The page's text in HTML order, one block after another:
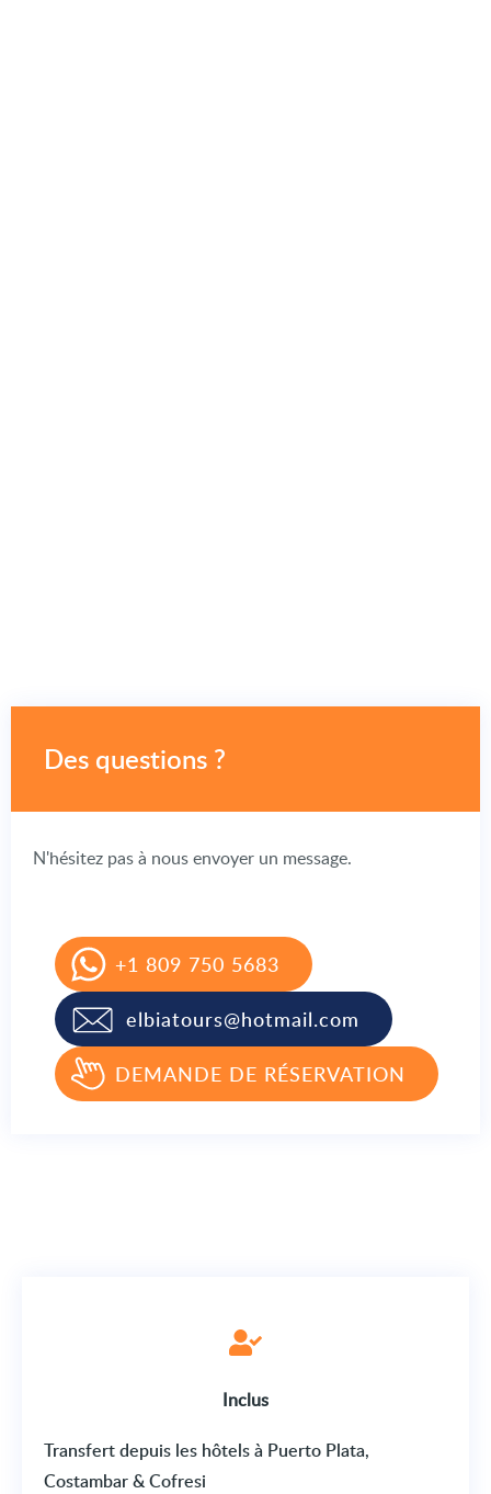
Inclus
Transfert depuis les hôtels à Puerto Plata,
Costambar & Cofresi
Des questions ?
N'hésitez pas à nous envoyer un message.
+1 809 750 5683
elbiatours@hotmail.com
DEMANDE DE RÉSERVATION